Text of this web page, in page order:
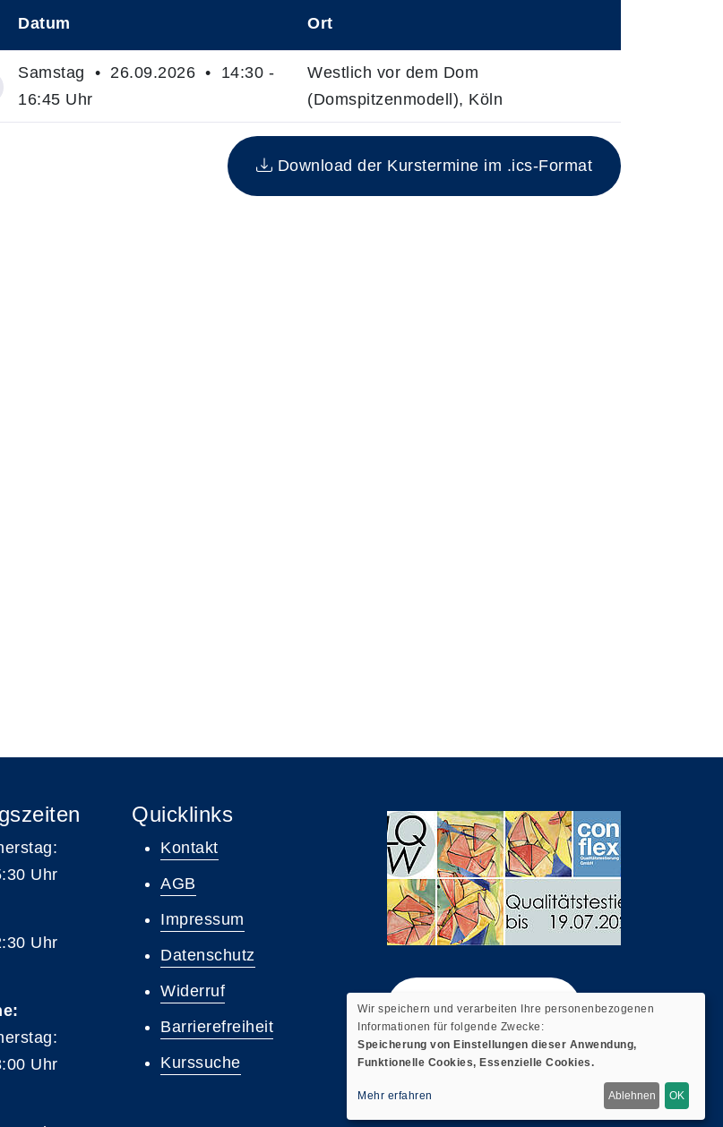
gibt es 1 Termine zum diesen Kurs
Datum Ort
Samstag • 26.09.2026 • 14:30 -
16:45 Uhr
Westlich vor dem Dom
(Domspitzenmodell), Köln
Download der Kurstermine im .ics-Format
Uhr
Uhr
Uhr
Quicklinks
Kontakt
AGB
Impressum
Datenschutz
Widerruf
Barrierefreiheit
Kurssuche
Widerrufsformular
Wir speichern und verarbeiten Ihre personenbezogenen
Informationen für folgende Zwecke:
Speicherung von Einstellungen dieser Anwendung,
Funktionelle Cookies, Essenzielle Cookies.
Mehr erfahren Ablehnen OK